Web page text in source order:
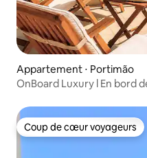
Appartement ⋅ Portimão
OnBoard Luxury l En bord
Coup de cœur voyageurs
Coup de cœur voyageurs